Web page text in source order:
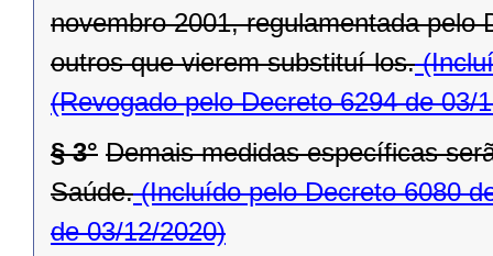
novembro 2001, regulamentada pelo
outros que vierem substituí-los.
(Revogado pelo Decreto 6294 de 03/
§ 3° Demais medidas específicas
Saúde.(Incluído pelo Decreto 6080
de 03/12/2020)